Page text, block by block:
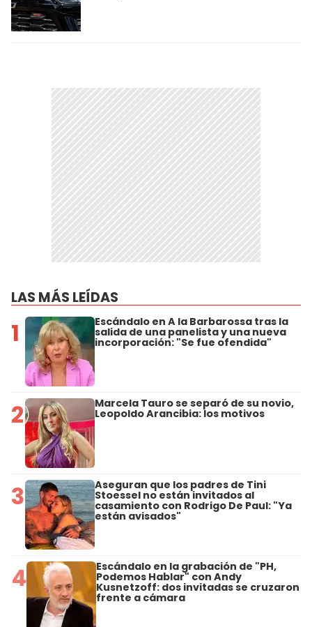
LAS MÁS LEÍDAS
1 Escándalo en A la Barbarossa tras la
salida de una panelista y una nueva
incorporación: "Se fue ofendida"
2 Marcela Tauro se separó de su novio,
Leopoldo Arancibia: los motivos
3 Aseguran que los padres de Tini
Stoessel no están invitados al
casamiento con Rodrigo De Paul: "Ya
están avisados"
4 Escándalo en la grabación de "PH,
Podemos Hablar" con Andy
Kusnetzoff: dos invitadas se cruzaron
frente a cámara